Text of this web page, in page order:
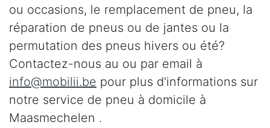
ou occasions, le remplacement de pneu, la
réparation de pneus ou de jantes ou la
permutation des pneus hivers ou été?
Contactez-nous au ou par email à
info@mobilii.be pour plus d'informations sur
notre service de pneu à domicile à
Maasmechelen .